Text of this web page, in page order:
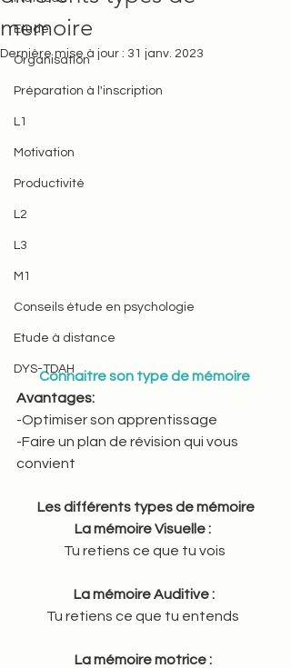
Etude
Organisation
Préparation à l'inscription
L1
Motivation
Productivité
L2
L3
M1
Conseils étude en psychologie
Etude à distance
DYS-TDAH
memoire
Dernière mise à jour : 31 janv. 2023
Connaitre son type de mémoire
Avantages:
-Optimiser son apprentissage
-Faire un plan de révision qui vous
convient
Les différents types de mémoire
La mémoire Visuelle :
Tu retiens ce que tu vois
La mémoire Auditive :
Tu retiens ce que tu entends
La mémoire motrice :